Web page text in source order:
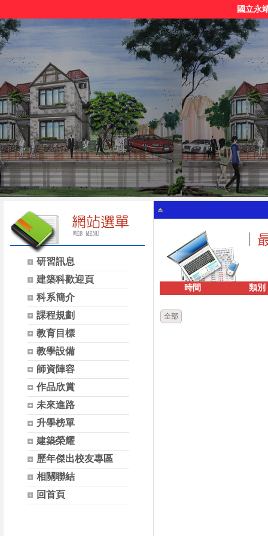
國立永
研習訊息
建築科歡迎頁
科系簡介
課程規劃
教育目標
教學設備
師資陣容
作品欣賞
未來進路
升學榜單
建築榮耀
歷年傑出校友專區
相關聯結
回首頁
時間 類別
全部